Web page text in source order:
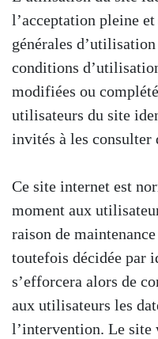
l’acceptation pleine
générales
conditions
modifiées ou
utilisateurs du site
invités à les consulter
Ce site internet est
moment aux
raison de
toutefois décidée par
s’efforcera alors de
aux utilisateurs les
l’intervention. Le